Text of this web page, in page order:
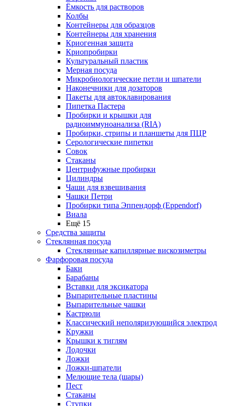
Ёмкость для растворов
Колбы
Контейнеры для образцов
Контейнеры для хранения
Криогенная защита
Криопробирки
Культуральный пластик
Мерная посуда
Микробиологические петли и шпатели
Наконечники для дозаторов
Пакеты для автоклавирования
Пипетка Пастера
Пробирки и крышки для
радиоиммуноанализа (RIA)
Пробирки, стрипы и планшеты для ПЦР
Серологические пипетки
Совок
Стаканы
Центрифужные пробирки
Цилиндры
Чаши для взвешивания
Чашки Петри
Пробирки типа Эппендорф (Eppendorf)
Виала
Ещё 15
Средства защиты
Стеклянная посуда
Стеклянные капиллярные вискозиметры
Фарфоровая посуда
Баки
Барабаны
Вставки для эксикатора
Выпарительные пластины
Выпарительные чашки
Кастрюли
Классический неполяризующийся электрод
Кружки
Крышки к тиглям
Лодочки
Ложки
Ложки-шпатели
Мелющие тела (шары)
Пест
Стаканы
Ступки